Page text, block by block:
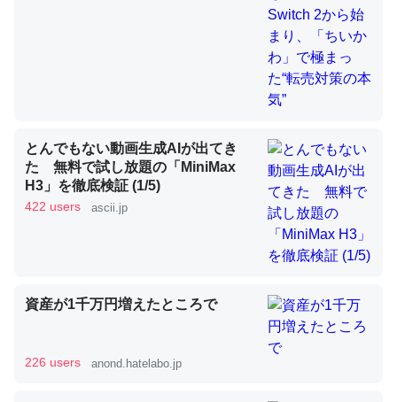
論文では「淡水はカルシウムも酸素も不足してて両方に不
利だから両方が拮抗してるのでは」とあって面白い。海に
ずキチンを強化してる筈だが、酵素が違うのか？
─ニュース :: 【研究発表】昆虫学の大問題＝「昆虫はなぜ海にいな
いのか」に関する新仮説
これを元に考えるとカルシウムを大量に使う脊椎動物と貝
類は苦労してるんだな…。腹足類だと殻を無くしてナメク
─ニュース :: 【研究発表】昆虫学の大問題＝「昆虫はなぜ海にいな
とんでもない動画生成AIが出てき
た 無料で試し放題の「MiniMax
H3」を徹底検証 (1/5)
422 users ascii.jp
資産が1千万円増えたところで
226 users anond.hatelabo.jp